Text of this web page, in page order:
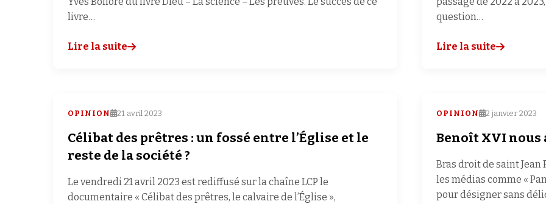
livre…
Lire la suite
question…
Lire la suite
OPINION 21 avril 2023
Célibat des prêtres : un fossé entre l’Église et le
reste de la société ?
Le vendredi 21 avril 2023 est rediffusé sur la chaîne LCP le
documentaire « Célibat des prêtres, le calvaire de l’Église »,
OPINION 2 janvier 2023
Benoît XVI nous
Bras droit de saint Jean
les médias comme «
pour désigner sans